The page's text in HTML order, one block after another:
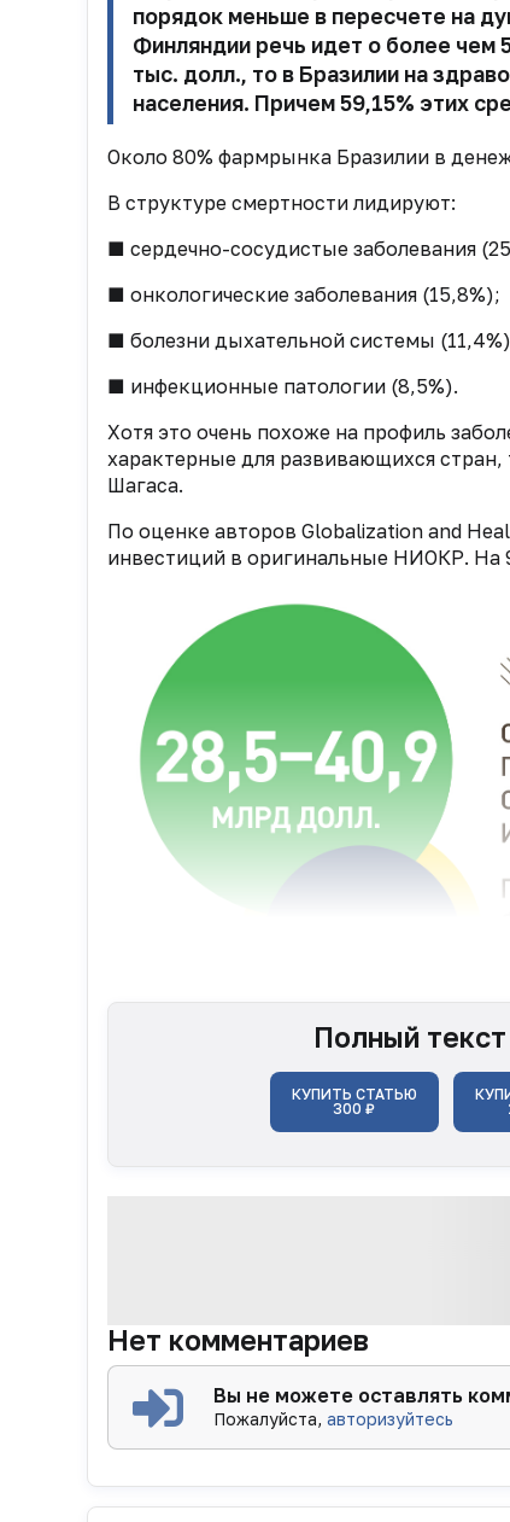
порядок меньше в пересчете на
Финляндии речь идет о более чем
тыс. долл., то в Бразилии на
населения. Причем 59,15% этих
Около 80% фармрынка Бразилии в
В структуре смертности лидируют:
■ сердечно-сосудистые заболевания
■ онкологические заболевания (15,8%);
■ болезни дыхательной системы
■ инфекционные патологии (8,5%).
Хотя это очень похоже на профиль
характерные для развивающихся стран,
Шагаса.
По оценке авторов Globalization and
инвестиций в оригинальные НИОКР. На
Кто и как регу...
Полный
КУПИТЬ СТАТЬЮ
300 ₽
Нет комментариев
Вы не можете оставлять
Пожалуйста,авторизуйтесь